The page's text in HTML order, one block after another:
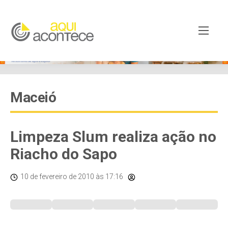
Maceió
Limpeza Slum realiza ação no
Riacho do Sapo
10 de fevereiro de 2010 às 17:16